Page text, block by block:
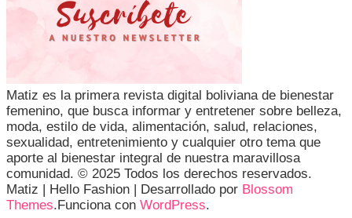
Matiz es la primera revista digital boliviana de bienestar
femenino, que busca informar y entretener sobre belleza,
moda, estilo de vida, alimentación, salud, relaciones,
sexualidad, entretenimiento y cualquier otro tema que
aporte al bienestar integral de nuestra maravillosa
comunidad. © 2025 Todos los derechos reservados.
Matiz |
Hello Fashion | Desarrollado por Blossom
Themes.Funciona con WordPress.